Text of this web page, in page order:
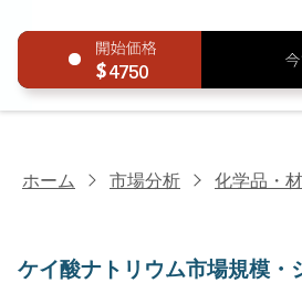
4750
ホーム 市場分析 化学品・
ケイ酸ナトリウム市場規模・